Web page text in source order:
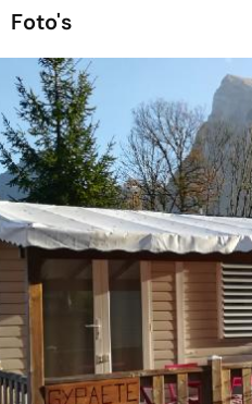
Foto's